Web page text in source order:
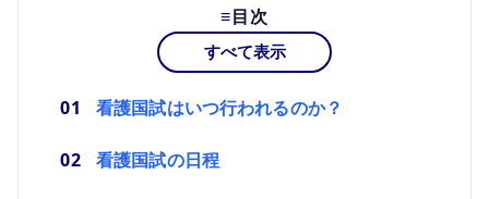
目次
すべて表示
看護国試はいつ行われるのか？
看護国試の日程